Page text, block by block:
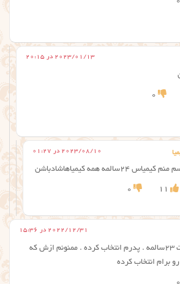
2023/01/13 در 20:15
0
2023/08/10 در 01:27
کیمیاس ۲۴سالمه همه کیمیاهاشادباشن
11
0
2022/12/31 در 15:36
اسم منم کیمیاست ۲۳سالمه . پدرم انتخاب کرده . ممنونم ازش که
برام انتخاب کرده